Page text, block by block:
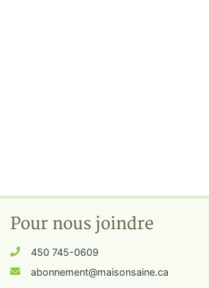
Pour nous joindre
450 745-0609
abonnement@maisonsaine.ca